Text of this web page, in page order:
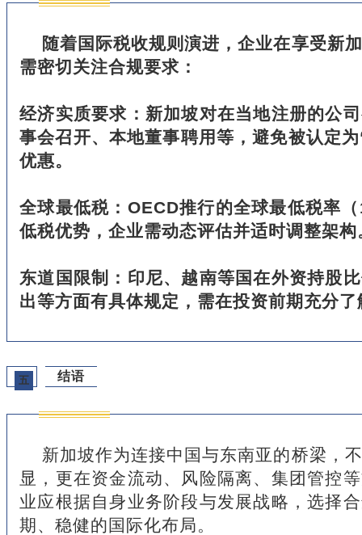
随着国际税收规则演进，企业在享受新
需密切关注合规要求：
经济实质要求：新加坡对在当地注册的公
事会召开、本地董事聘用等，避免被认定
优惠。
全球最低税：OECD推行的全球最低税率
低税优势，企业需动态评估并适时调整架构
东道国限制：印尼、越南等国在外资持股
出等方面有具体规定，需在投资前期充分
五 结语
新加坡作为连接中国与东南亚的桥梁，
显，更在资金流动、风险隔离、集团管控
业应根据自身业务阶段与发展战略，选择
期、稳健的国际化布局。